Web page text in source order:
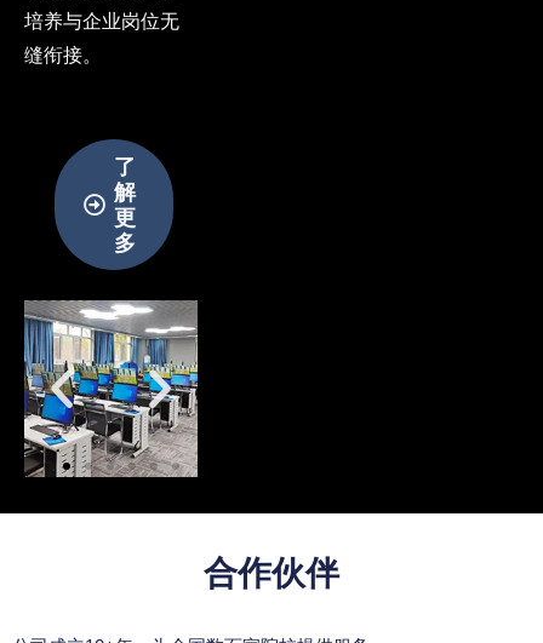
培养与企业岗位无
缝衔接。
了
解
更
多
合作伙伴